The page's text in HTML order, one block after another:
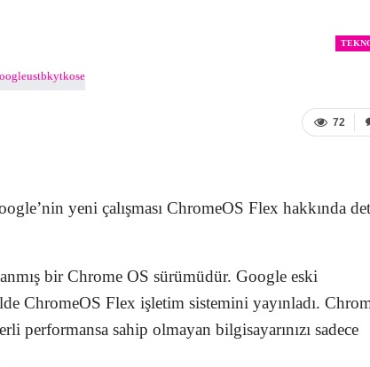
72
yeni çalışması ChromeOS Flex hakkında
bir Chrome OS sürümüdür. Google eski
ChromeOS Flex işletim sistemini yayınladı.
sahip olmayan bilgisayarınızı sadece